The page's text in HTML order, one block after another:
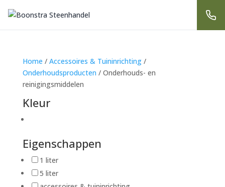
Home / Accessoires & Tuininrichting/
Onderhoudsproducten / Onderhouds- en
reinigingsmiddelen
Kleur
Eigenschappen
1 liter
5 liter